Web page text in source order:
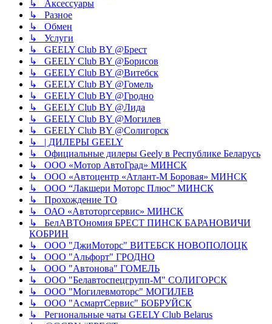
↳ Аксессуары
↳ Разное
↳ Обмен
↳ Услуги
↳ GEELY Club BY @Брест
↳ GEELY Club BY @Борисов
↳ GEELY Club BY @Витебск
↳ GEELY Club BY @Гомель
↳ GEELY Club BY @Гродно
↳ GEELY Club BY @Лида
↳ GEELY Club BY @Могилев
↳ GEELY Club BY @Солигорск
↳ | ДИЛЕРЫ GEELY
↳ Официальные дилеры Geely в Республике Беларусь
↳ ООО «Мотор АвтоГрад» МИНСК
↳ ООО «Автоцентр «Атлант-М Боровая» МИНСК
↳ ООО “Лакшери Моторс Плюс” МИНСК
↳ Прохождение ТО
↳ ОАО «Автоторгсервис» МИНСК
↳ БелАВТОномия БРЕСТ ПИНСК БАРАНОВИЧИ
КОБРИН
↳ ООО "ДжиМоторс" ВИТЕБСК НОВОПОЛОЦК
↳ ООО "Альфорт" ГРОДНО
↳ ООО "Автонова" ГОМЕЛЬ
↳ ООО "Белавтоспецгрупп-М" СОЛИГОРСК
↳ ООО "Могилевмоторс" МОГИЛЕВ
↳ ООО "АсмартСервис" БОБРУЙСК
↳ Региональные чаты GEELY Club Belarus